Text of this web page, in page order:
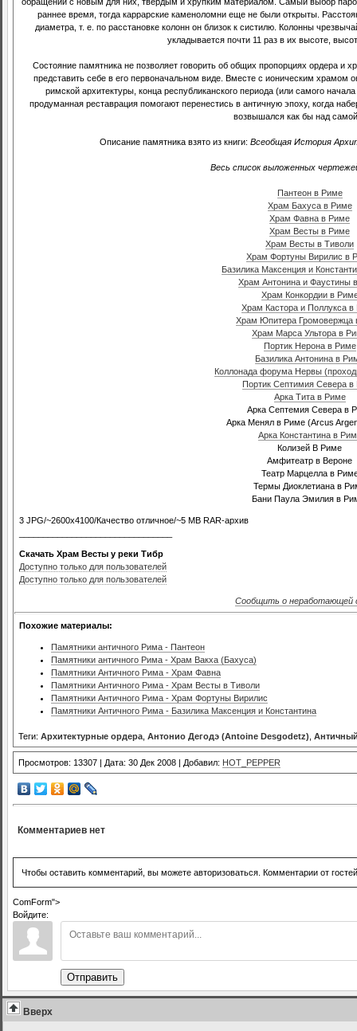
раннее время, тогда каррарские каменоломни еще не были открыты.
диаметра, т. е. по расстановке колонн он близок к систилю. Колонны
укладывается почти 11 раз в их высоте,
Состояние памятника не позволяет говорить об общих пропорциях ордера и
представить себе в его первоначальном виде. Вместе с ионическим храмом
римской архитектуры, конца республиканского периода (или самого
продуманная реставрация помогают перенестись в античную эпоху, когда
возвышался как бы над
Описание памятника взято из книги: Всеобщая История
Весь список выложенных
Пантеон в Риме
Храм Бахуса в Риме
Храм Фавна в Риме
Храм Весты в Риме
Храм Весты в Тиволи
Храм Фортуны Вирилис в
Базилика Максенция и
Храм Антонина и Фаустины
Храм Конкордии в
Храм Кастора и Поллукса
Храм Юпитера Громовержца
Храм Марса Ультора в
Портик Нерона в Риме
Базилика Антонина в
Коллонада форума Нервы
Портик Септимия Севера в
Арка Тита в Риме
Арка Септемия Севера в
Арка Менял в Риме (Arcus
Арка Константина в
Колизей В Риме
Амфитеатр в Вероне
Театр Марцелла в
Термы Диоклетиана в
Бани Паула Эмилия в
3 JPG/~2600x4100/Качество отличное/~5 MB RAR-архив
Скачать Храм Весты у реки Тибр
Доступно только для пользователей
Доступно только для пользователей
Сообщить о неработающей
Похожие материалы:
Памятники античного Рима - Пантеон
Памятники античного Рима - Храм Вакха (Бахуса)
Памятники Античного Рима - Храм Фавна
Памятники Античного Рима - Храм Весты в Тиволи
Памятники Античного Рима - Храм Фортуны Вирилис
Памятники Античного Рима - Базилика Максенция и Константина
Теги: Архитектурные ордера Антонио Дегодэ (Antoine Desgodetz)
Просмотров: 13307 | Дата: 30 Дек 2008 | Добавил: HOT_PEPPER
Комментариев нет
Чтобы оставить комментарий, вы можете авторизоваться. Комментарии от
ComForm">
Войдите:
Отправить
Вверх